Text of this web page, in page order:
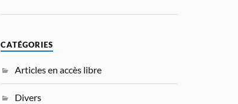
CATÉGORIES
Articles en accès libre
Divers